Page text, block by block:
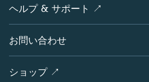
ポリシー
ライセンス情報
ブログ
会社概要
シュプリンガーネイチャーについ
採用情報
ヘルプ & サポート ↗
お問い合わせ
ショップ ↗